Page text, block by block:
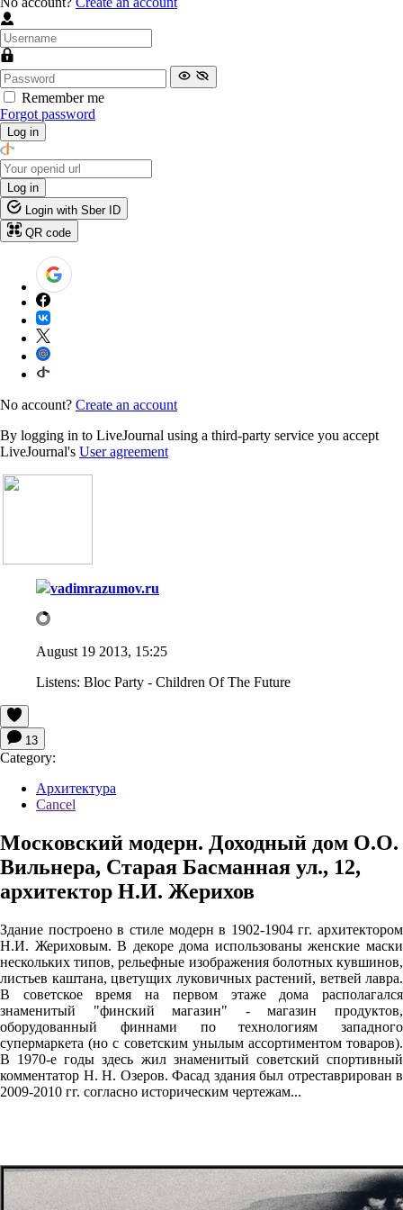
Remember me
Forgot password
Log in
Log in
Login with Sber ID
QR code
No account? Create an account
By logging in to LiveJournal using a third-party service you accept
LiveJournal's User agreement
vadimrazumov.ru
August 19 2013, 15:25
Listens: Bloc Party - Children Of The Future
13
Category:
Архитектура
Cancel
Московский модерн. Доходный дом О.О.
Вильнера, Старая Басманная ул., 12,
архитектор Н.И. Жерихов
Здание построено в стиле модерн в 1902-1904 гг. архитектором
Н.И. Жериховым. В декоре дома использованы женские маски
нескольких типов, рельефные изображения болотных кувшинов,
листьев каштана, цветущих луковичных растений, ветвей лавра.
В советское время на первом этаже дома располагался
знаменитый "финский магазин" - магазин продуктов,
оборудованный финнами по технологиям западного
супермаркета (но с советским унылым ассортиментом товаров).
В 1970-е годы здесь жил знаменитый советский спортивный
комментатор Н. Н. Озеров. Фасад здания был отреставрирован в
2009-2010 гг. согласно историческим чертежам...